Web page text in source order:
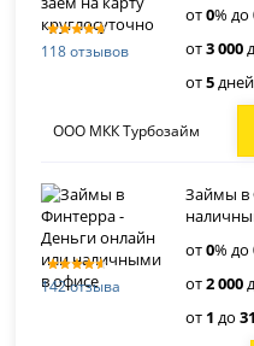
118 отзывов
от0% до
от3 000
от5
ООО МКК Турбозайм
142 отзыва
Займы в
от0% до
от2 000
от 1 до31